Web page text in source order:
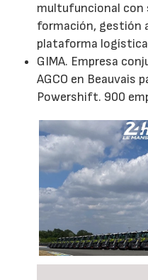
multufuncional con
formación, gestión
plataforma
GIMA. Empresa
AGCO en Beauvais
Powershift. 900